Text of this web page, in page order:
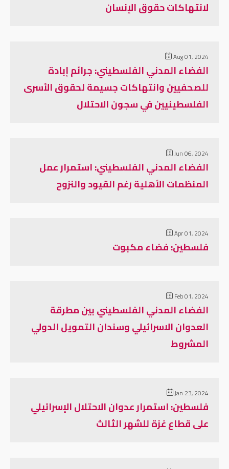
لانتهاكات حقوق الإنسان
Aug 01, 2024
الفضاء المدني الفلسطيني: جرائم إبادة
للصحفيين وانتهاكات جسيمة لحقوق الأسرى
الفلسطينيين في سجون الاحتلال
Jun 06, 2024
الفضاء المدني الفلسطيني: استمرار عمل
المنظمات الأهلية رغم القيود والنزوح
Apr 01, 2024
فلسطين: فضاء مكبوت
Feb 01, 2024
الفضاء المدني الفلسطيني بين مطرقة
العدوان الاسرائيلي وسندان التمويل الدولي
المشروط
Jan 23, 2024
فلسطين: استمرار عدوان الاحتلال الإسرائيلي
على قطاع غزة للشهر الثالث